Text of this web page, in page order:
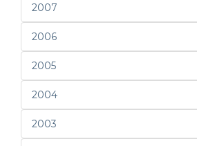
2007
2006
2005
2004
2003